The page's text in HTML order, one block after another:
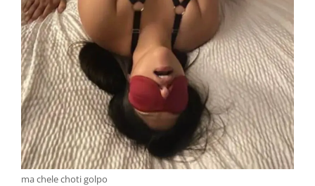
ma chele choti golpo